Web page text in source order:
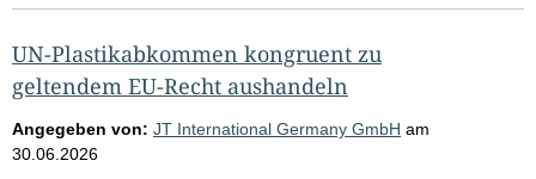
UN-Plastikabkommen kongruent zu
geltendem EU-Recht aushandeln
Angegeben von: JT International Germany GmbH am
30.06.2026